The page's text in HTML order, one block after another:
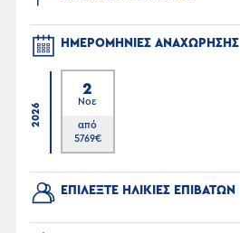
ΗΜΕΡΟΜΗΝΙΕΣ ΑΝΑΧΩΡΗΣΗΣ
2026
2
Νοε
από
5769€
ΕΠΙΛΕΞΤΕ ΗΛΙΚΙΕΣ ΕΠΙΒΑΤΩΝ